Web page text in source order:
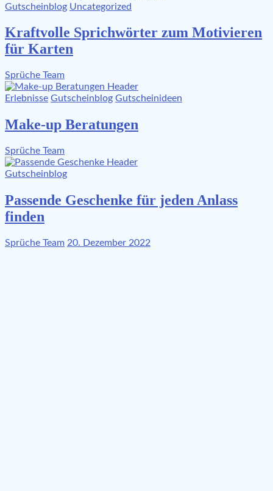
Gutscheinblog Uncategorized
Kraftvolle Sprichwörter zum Motivieren
für Karten
Sprüche Team
Erlebnisse Gutscheinblog Gutscheinideen
Make-up Beratungen
Sprüche Team
Gutscheinblog
Passende Geschenke für jeden Anlass
finden
Sprüche Team 20. Dezember 2022